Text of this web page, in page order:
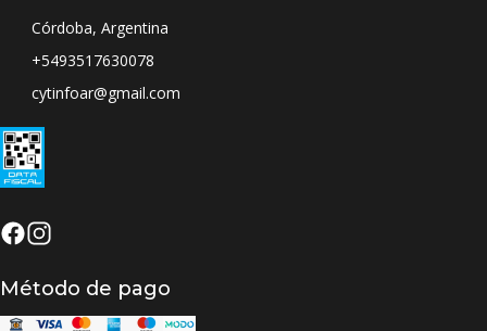
Córdoba, Argentina
+5493517630078
cytinfoar@gmail.com
Método de pago